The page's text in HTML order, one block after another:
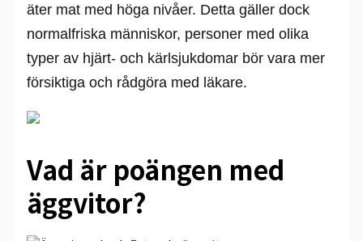
äter mat med höga nivåer. Detta gäller dock
normalfriska människor, personer med olika
typer av hjärt- och kärlsjukdomar bör vara mer
försiktiga och rådgöra med läkare.
Vad är poängen med
äggvitor?